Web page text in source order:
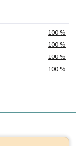
100 %
100 %
100 %
100 %